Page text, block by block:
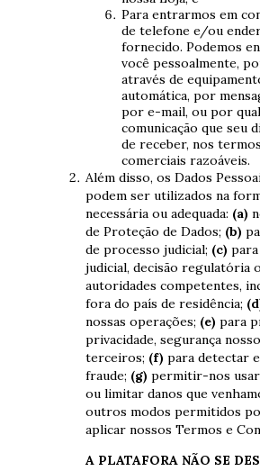
Para entrarmos em
de telefone e/ou
fornecido. Podemos
você pessoalmente,
através de
automática, por
por e-mail, ou por
comunicação que seu
de receber, nos
comerciais razoáveis.
Além disso, os Dados
podem ser utilizados na
necessária ou adequada: (a)
de Proteção de Dados; (b)
de processo judicial; (c)
judicial, decisão regulatória
autoridades competentes,
fora do país de residência;
nossas operações; (e) para
privacidade, segurança
terceiros; (f) para detectar
fraude; (g) permitir-nos usar
ou limitar danos que
outros modos permitidos
aplicar nossos Termos e
A PLATAFORA NÃO SE